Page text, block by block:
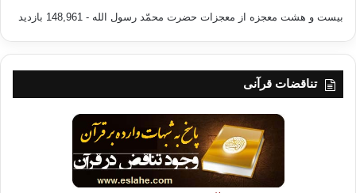
بیست و هشت معجزه از معجزات حضرت محمّد رسول الله - 148,961 بازدید
تناقضات قرآنی